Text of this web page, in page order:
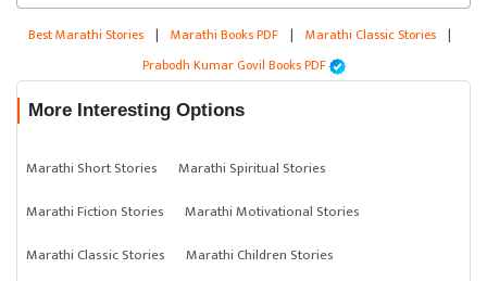
Best Marathi Stories | Marathi Books PDF | Marathi Classic Stories |
Prabodh Kumar Govil Books PDF
More Interesting Options
Marathi Short Stories
Marathi Spiritual Stories
Marathi Fiction Stories
Marathi Motivational Stories
Marathi Classic Stories
Marathi Children Stories